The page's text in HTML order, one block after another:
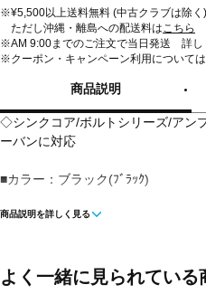
※¥5,500以上送料無料 (中古クラブは除く)
ただし沖縄・離島への配送料はこちら
※AM 9:00までのご注文で当日発送 詳し
※クーポン・キャンペーン利用については
商品説明
◇シンクコア/ボルトシリーズ/アン
ーバンに対応
■カラー：ブラック(ﾌﾞﾗｯｸ)
■対応径：22～35mm
商品説明を詳しく見る
よく一緒に見られている